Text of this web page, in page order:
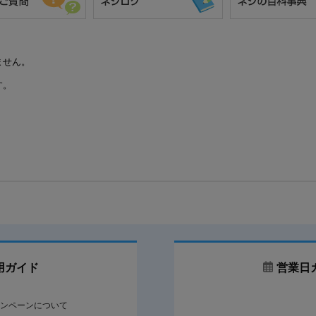
ん。
ガイド
ペーンについて
営業日